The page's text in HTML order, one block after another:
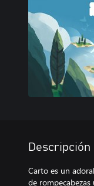
Descripción
Carto es un
de